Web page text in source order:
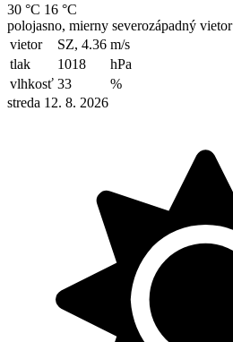
30 °C 16 °C
polojasno, mierny severozápadný vietor
vietor
SZ, 4.36 m/s
tlak
1018
hPa
vlhkosť 33
%
streda 12. 8. 2026